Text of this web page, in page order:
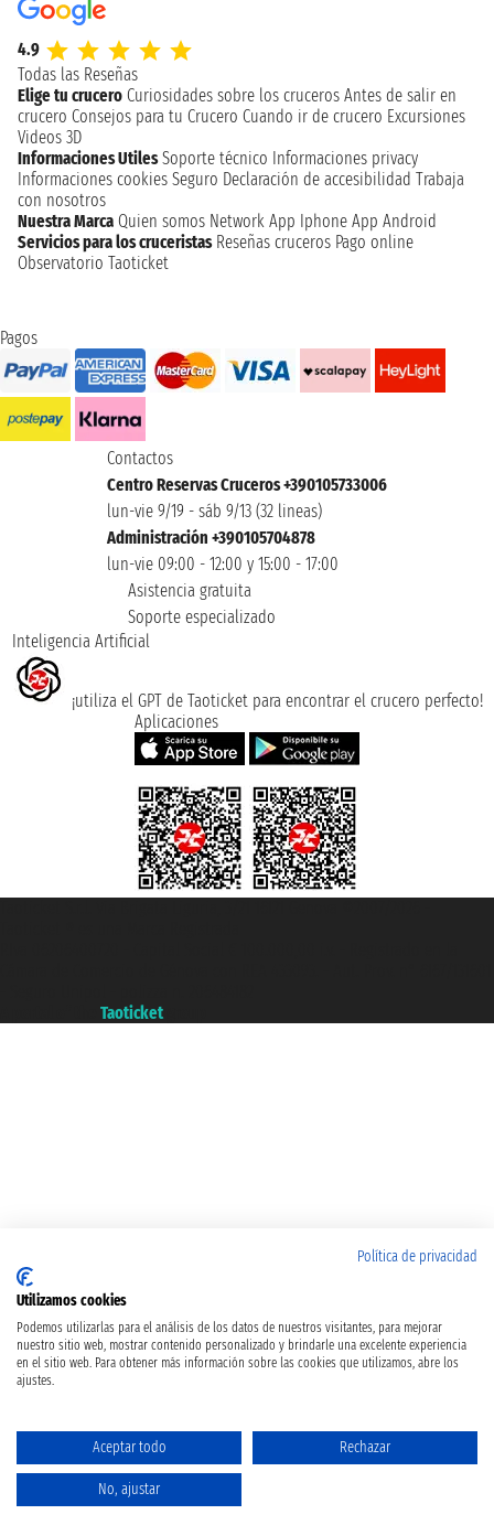
4.9
Todas las Reseñas
Elige tu crucero Curiosidades sobre los cruceros Antes de salir en
crucero Consejos para tu Crucero Cuando ir de crucero Excursiones
Videos 3D
Informaciones Utiles Soporte técnico Informaciones privacy
Informaciones cookies Seguro Declaración de accesibilidad Trabaja
con nosotros
Nuestra Marca Quien somos Network App Iphone App Android
Servicios para los cruceristas Reseñas cruceros Pago online
Observatorio Taoticket
Pagos
Contactos
Centro Reservas Cruceros +390105733006
lun-vie 9/19 - sáb 9/13 (32 lineas)
Administración +390105704878
lun-vie 09:00 - 12:00 y 15:00 - 17:00
Asistencia gratuita
Soporte especializado
Inteligencia Artificial
¡utiliza el GPT de Taoticket para encontrar el crucero perfecto!
Aplicaciones
Taoticket
Política de privacidad
Utilizamos cookies
Podemos utilizarlas para el análisis de los datos de nuestros visitantes, para mejorar
nuestro sitio web, mostrar contenido personalizado y brindarle una excelente experiencia
en el sitio web. Para obtener más información sobre las cookies que utilizamos, abre los
ajustes.
Aceptar todo Rechazar
No, ajustar